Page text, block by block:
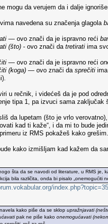
mogu da verujem da i dalje
navedena su značenja glagola
— ovo znači da je ispravno reći
(što) - ovo znači da tretirati ima
— ovo znači da je ispravno reći
(koga) — ovo znači da sprečiti
u rečnik, i videćeš da je pod
tipa 1, pa izvuci sama
da lupetam (što je vrlo
kad ti kaže“, i da mi to bude
iz RMS pokažeš kako grešim.
kako izmišljam kad kažem da
šta da se navodi od literature, u RMS je,
bila različita, onda bi pisalo „onemogućiti
kako piše da se sklop upražnjavati
pak ne piše kako onemogućavati